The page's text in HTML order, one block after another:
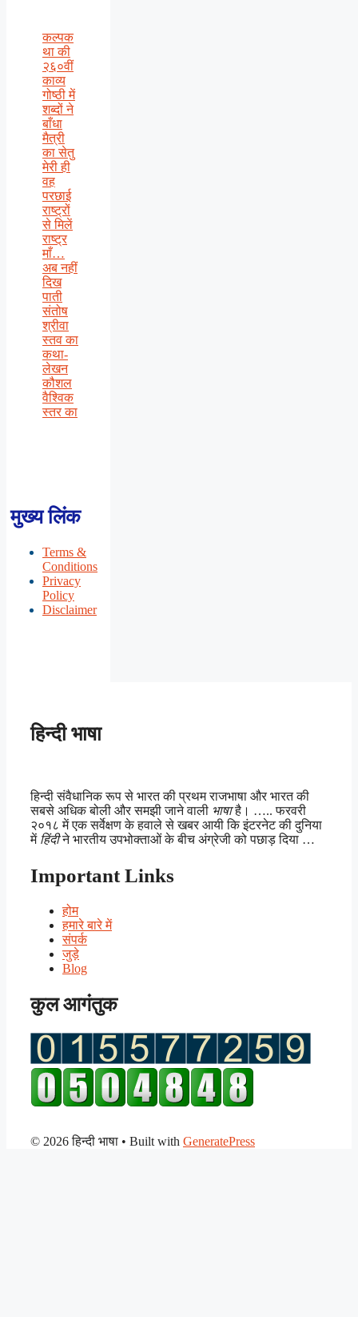
कल्पक
था की
२६०वीं
काव्य
गोष्ठी में
शब्दों ने
बाँधा
मैत्री
का सेतु
मेरी ही
वह
परछाई
राष्ट्रों
से मिलें
राष्ट्र
माँ…
अब नहीं
दिख
पाती
संतोष
श्रीवा
स्तव का
कथा-
लेखन
कौशल
वैश्विक
स्तर का
मुख्य लिंक
Terms &
Conditions
Privacy
Policy
Disclaimer
हिन्दी भाषा
हिन्दी संवैधानिक रूप से भारत की प्रथम राजभाषा और भारत की
सबसे अधिक बोली और समझी जाने वाली भाषाहै। ….. फरवरी
२०१८ में एक सर्वेक्षण के हवाले से खबर आयी कि इंटरनेट की दुनिया
में हिंदीने भारतीय उपभोक्ताओं के बीच अंग्रेजी को पछाड़ दिया …
Important Links
होम
हमारे बारे में
संपर्क
जुड़े
Blog
कुल आगंतुक
© 2026 हिन्दी भाषा • Built with GeneratePress